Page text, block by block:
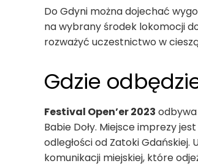
Do Gdyni można dojechać
na wybrany środek lokomocji
rozważyć uczestnictwo w
Gdzie
Festival Open’er 2023 odbywa
Babie Doły. Miejsce imprezy
odległości od Zatoki
komunikacji miejskiej, które